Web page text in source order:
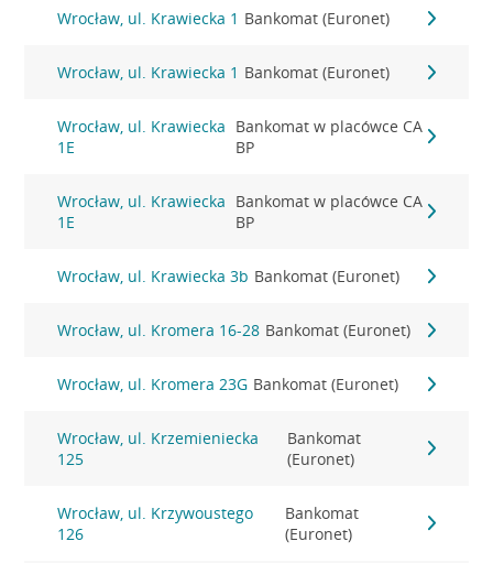
Wrocław, ul. Krawiecka 1 Bankomat (Euronet)
Wrocław, ul. Krawiecka 1 Bankomat (Euronet)
Wrocław, ul. Krawiecka
1E
Bankomat w placówce CA
BP
Wrocław, ul. Krawiecka
1E
Bankomat w placówce CA
BP
Wrocław, ul. Krawiecka 3b Bankomat (Euronet)
Wrocław, ul. Kromera 16-28 Bankomat (Euronet)
Wrocław, ul. Kromera 23G Bankomat (Euronet)
Wrocław, ul. Krzemieniecka
125
Bankomat
(Euronet)
Wrocław, ul. Krzywoustego
126
Bankomat
(Euronet)